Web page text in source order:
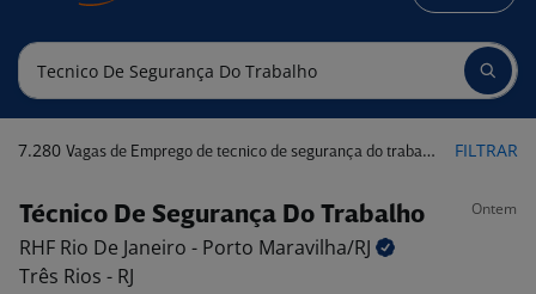
7.280 Vagas de Emprego de tecnico de segurança do trabalho FILTRAR
Técnico De Segurança Do Trabalho Ontem
RHF Rio De Janeiro - Porto Maravilha/RJ
Três Rios - RJ